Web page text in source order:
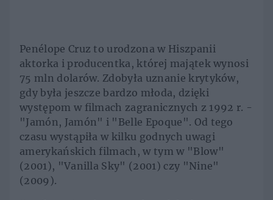
Penélope Cruz to urodzona w Hiszpanii
aktorka i producentka, której majątek wynosi
75 mln dolarów. Zdobyła uznanie krytyków,
gdy była jeszcze bardzo młoda, dzięki
występom w filmach zagranicznych z 1992 r. -
"Jamón, Jamón" i "Belle Epoque". Od tego
czasu wystąpiła w kilku godnych uwagi
amerykańskich filmach, w tym w "Blow"
(2001), "Vanilla Sky" (2001) czy "Nine"
(2009).